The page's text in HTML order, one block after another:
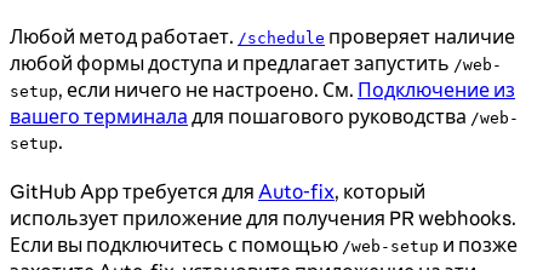
Любой метод работает. /schedule проверяет наличие
любой формы доступа и предлагает запустить /web-
setup, если ничего не настроено. См. Подключение из
вашего терминала для пошагового руководства /web-
setup.
GitHub App требуется для Auto-fix, который
использует приложение для получения PR webhooks.
Если вы подключитесь с помощью /web-setup и позже